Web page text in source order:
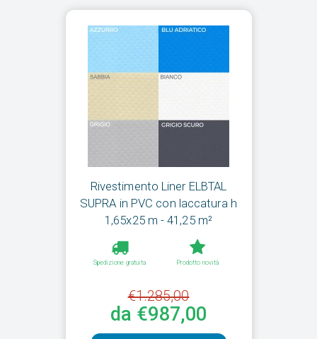
Rivestimento Liner ELBTAL
SUPRA in PVC con laccatura h
1,65x25 m - 41,25 m²
Spedizione gratuita Prodotto novità
€1.285,00
da €987,00